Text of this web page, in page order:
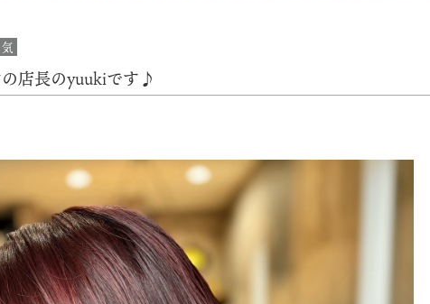
店長のyuukiです♪